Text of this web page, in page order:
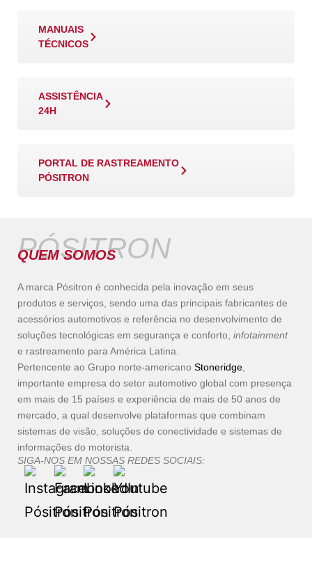
MANUAIS
TÉCNICOS
ASSISTÊNCIA
24H
PORTAL DE RASTREAMENTO
PÓSITRON
PÓSITRON
QUEM SOMOS
A marca Pósitron é conhecida pela inovação em seus
produtos e serviços, sendo uma das principais fabricantes de
acessórios automotivos e referência no desenvolvimento de
soluções tecnológicas em segurança e conforto, infotainment
e rastreamento para América Latina.
Pertencente ao Grupo norte-americano Stoneridge
importante empresa do setor automotivo global com presença
em mais de 15 países e experiência de mais de 50 anos de
mercado, a qual desenvolve plataformas que combinam
sistemas de visão, soluções de conectividade e sistemas de
informações do motorista.
SIGA-NOS EM NOSSAS REDES SOCIAIS: